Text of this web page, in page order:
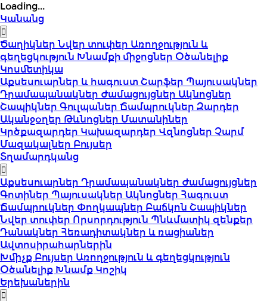
Loading...
Կանանց
ԾաղիկներՆվեր տուփեր Առողջություն և
գեղեցկություն Խնամքի միջոցներ Օծանելիք
Կոսմետիկա
Աքսեսուարներ և հագուստ Շարֆեր Պայուսակներ
Դրամապանակներ Ժամացույցներ Ակնոցներ
Շապիկներ Գուլպաներ Ճամպրուկներ Զարդեր
Ականջօղեր Թևնոցներ Մատանիներ
Կրծքազարդեր Կախազարդեր Վզնոցներ Չարմ
Մազակալներ Բույսեր
Տղամարդկանց
Աքսեսուարներ Դրամապանակներ Ժամացույցներ
Գոտիներ Պայուսակներ Ակնոցներ Հագուստ
Ճամպրուկներ Փողկապներ Բաճկոն Շապիկներ
Նվեր տուփեր Որսորդություն Պնևմատիկ զենքեր
Դանակներ Հեռադիտակներ և ռացիաներ
Ավտոսիրահարներին
Խմիչք Բույսեր Առողջություն և գեղեցկություն
Օծանելիք Խնամք Կոշիկ
Երեխաներին